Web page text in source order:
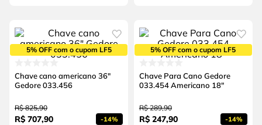
5% OFF com o cupom LF5
Chave cano americano 36"
Gedore 033.456
R$ 825,90
R$ 707,90 -14%
5% OFF com o cupom LF5
Chave Para Cano Gedore
033.454 Americano 18"
R$ 289,90
R$ 247,90 -14%